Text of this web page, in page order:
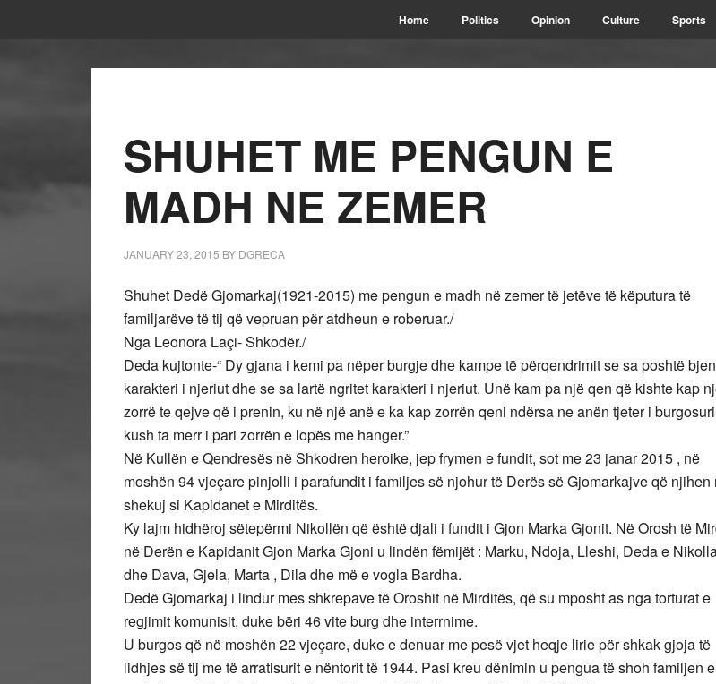
Home Politics Opinion Culture Sports
SHUHET ME PENGUN E
MADH NE ZEMER
JANUARY 23, 2015 BY DGRECA
Shuhet Dedë Gjomarkaj(1921-2015) me pengun e madh në zemer të jetëve të këputura të
familjarëve të tij që vepruan për atdheun e roberuar./
Nga Leonora Laçi- Shkodër./
Deda kujtonte-“ Dy gjana i kemi pa nëper burgje dhe kampe të përqendrimit se sa poshtë bjen
karakteri i njeriut dhe se sa lartë ngritet karakteri i njeriut. Unë kam pa një qen që kishte kap
zorrë te qejve që i prenin, ku në një anë e ka kap zorrën qeni ndërsa ne anën tjeter i
kush ta merr i pari zorrën e lopës me hanger.”
Në Kullën e Qendresës në Shkodren heroike, jep frymen e fundit, sot me 23 janar 2015 , në
moshën 94 vjeçare pinjolli i parafundit i familjes së njohur të Derës së Gjomarkajve që njihen
shekuj si Kapidanet e Mirditës.
Ky lajm hidhëroj sëtepërmi Nikollën që është djali i fundit i Gjon Marka Gjonit. Në Orosh të
në Derën e Kapidanit Gjon Marka Gjoni u lindën fëmijët : Marku, Ndoja, Lleshi, Deda e
dhe Dava, Gjela, Marta , Dila dhe më e vogla Bardha.
Dedë Gjomarkaj i lindur mes shkrepave të Oroshit në Mirditës, që su mposht as nga torturat e
regjimit komunisit, duke bëri 46 vite burg dhe interrnime.
U burgos që në moshën 22 vjeçare, duke e denuar me pesë vjet heqje lirie për shkak gjoja të
lidhjes së tij me të arratisurit e nëntorit të 1944. Pasi kreu dënimin u pengua të shoh familjen